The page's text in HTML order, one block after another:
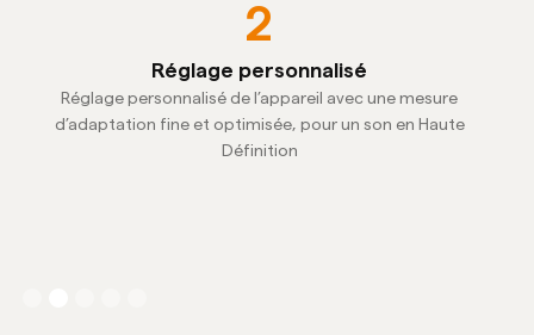
2
Réglage personnalisé
Réglage personnalisé de l’appareil avec une mesure
d’adaptation fine et optimisée, pour un son en Haute
Définition